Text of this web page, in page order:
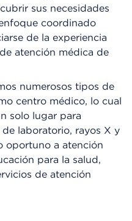
sus necesidades
coordinado
de la experiencia
atención médica de
numerosos tipos de
centro médico, lo cual
solo lugar para
laboratorio, rayos X y
oportuno a atención
para la salud,
de atención